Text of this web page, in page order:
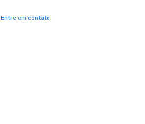
Entre em contato